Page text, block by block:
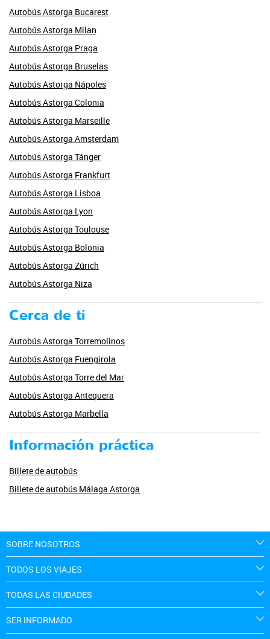
Autobús Astorga Bucarest
Autobús Astorga Milan
Autobús Astorga Praga
Autobús Astorga Bruselas
Autobús Astorga Nápoles
Autobús Astorga Colonia
Autobús Astorga Marseille
Autobús Astorga Amsterdam
Autobús Astorga Tánger
Autobús Astorga Frankfurt
Autobús Astorga Lisboa
Autobús Astorga Lyon
Autobús Astorga Toulouse
Autobús Astorga Bolonia
Autobús Astorga Zúrich
Autobús Astorga Niza
Cerca de ti
Autobús Astorga Torremolinos
Autobús Astorga Fuengirola
Autobús Astorga Torre del Mar
Autobús Astorga Antequera
Autobús Astorga Marbella
Información práctica
Billete de autobús
Billete de autobús Málaga Astorga
SOBRE NOSOTROS
TODOS LOS VIAJES
TODAS LAS CIUDADES
SER INFORMADO